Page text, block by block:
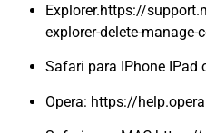
Explorer.https://
explorer-delete-manage-
Safari para IPhone
Opera: https://